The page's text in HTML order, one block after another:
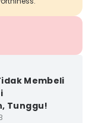
Membeli
Tunggu!